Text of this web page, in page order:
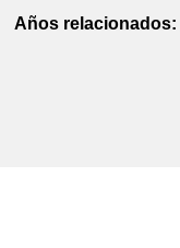
Años relacionados: